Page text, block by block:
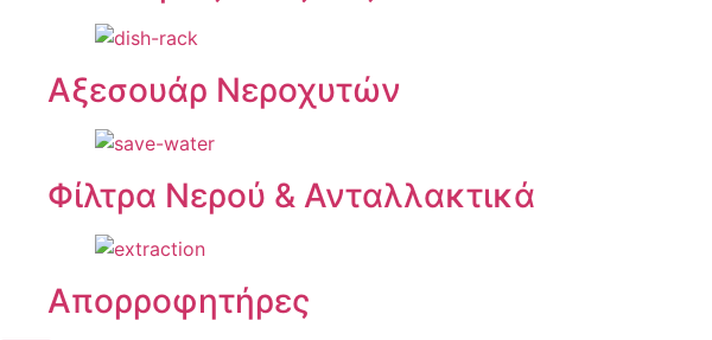
Αξεσουάρ Νεροχυτών
Φίλτρα Νερού & Ανταλλακτικά
Απορροφητήρες